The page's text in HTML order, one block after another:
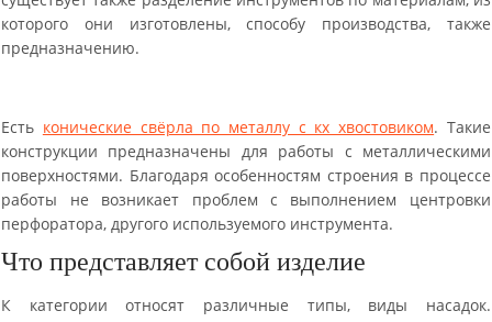
которого они изготовлены, способу производства, также
предназначению.
Есть конические свёрла по металлу с кх хвостовиком. Такие
конструкции предназначены для работы с металлическими
поверхностями. Благодаря особенностям строения в процессе
работы не возникает проблем с выполнением центровки
перфоратора, другого используемого инструмента.
Что представляет собой изделие
К категории относят различные типы, виды насадок.